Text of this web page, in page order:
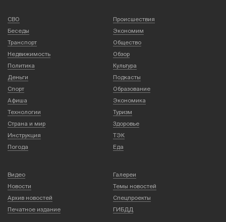
СВО
Происшествия
Беседы
Экономим
Транспорт
Общество
Недвижимость
Обзор
Политика
Культура
Деньги
Подкасты
Спорт
Образование
Афиша
Экономика
Технологии
Туризм
Страна и мир
Здоровье
Инструкция
ТЭК
Погода
Еда
Видео
Галереи
Новости
Темы новостей
Архив новостей
Спецпроекты
Печатное издание
ГИБДД